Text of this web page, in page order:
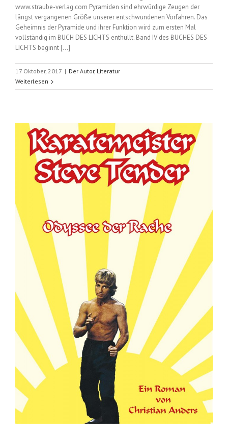
www.straube-verlag.com Pyramiden sind ehrwürdige Zeugen der
längst vergangenen Größe unserer entschwundenen Vorfahren. Das
Geheimnis der Pyramide und ihrer Funktion wird zum ersten Mal
vollständig im BUCH DES LICHTS enthüllt. Band IV des BUCHES DES
LICHTS beginnt [...]
17 Oktober, 2017 | Der Autor, Literatur
Weiterlesen